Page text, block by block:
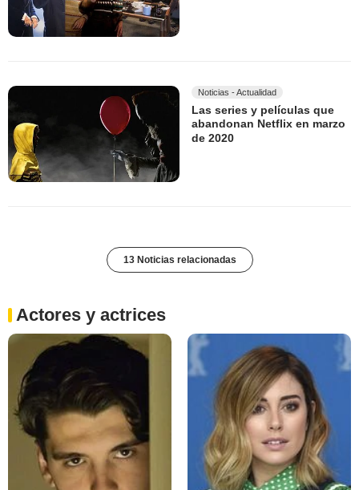
Noticias - Actualidad
Las series y películas que
abandonan Netflix en marzo
de 2020
13 Noticias relacionadas
Actores y actrices